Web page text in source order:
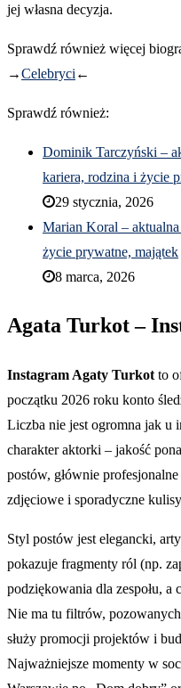
jej własna decyzja.
Sprawdź również więcej
→Celebryci ←
Sprawdź również:
Dominik Tarczyński –
kariera, rodzina i życie
29 stycznia, 2026
Marian Koral –
życie prywatne, majątek
8 marca, 2026
Agata Turkot –
Instagram Agaty Turkot to
początku 2026 roku konto
Liczba nie jest ogromna jak u
charakter aktorki – jakość
postów, głównie
zdjęciowe i sporadyczne
Styl postów jest elegancki,
pokazuje fragmenty ról (np.
podziękowania dla zespołu, a
Nie ma tu filtrów,
służy promocji projektów i
Najważniejsze momenty w